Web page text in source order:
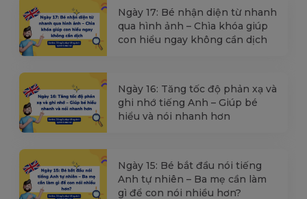
Ngày 17: Bé nhận diện từ nhanh
qua hình ảnh – Chìa khóa giúp
con hiểu ngay không cần dịch
Ngày 16: Tăng tốc độ phản xạ và
ghi nhớ tiếng Anh – Giúp bé
hiểu và nói nhanh hơn
Ngày 15: Bé bắt đầu nói tiếng
Anh tự nhiên – Ba mẹ cần làm
gì để con nói nhiều hơn?